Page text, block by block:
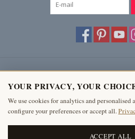
Producten
Mijn account
The Antique Fireplace Bank
YOUR PRIVACY, YOUR
We use cookies for analytics and personalised
configure your preferences or accept all.
ACCEPT ALL